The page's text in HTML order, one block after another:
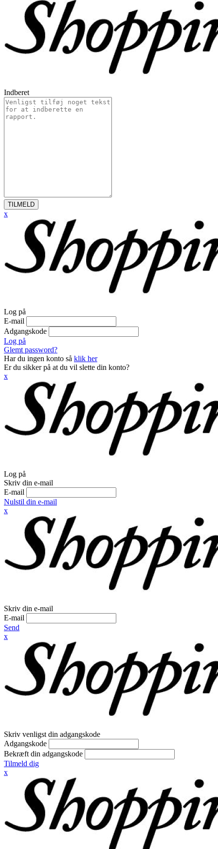
Indberet
TILMELD
x
Log på
E-mail
Adgangskode
Log på
Glemt password?
Har du ingen konto så klik her
Er du sikker på at du vil slette din konto?
x
Log på
Skriv din e-mail
E-mail
Nulstil din e-mail
x
Skriv din e-mail
E-mail
Send
x
Skriv venligst din adgangskode
Adgangskode
Bekræft din adgangskode
Tilmeld dig
x